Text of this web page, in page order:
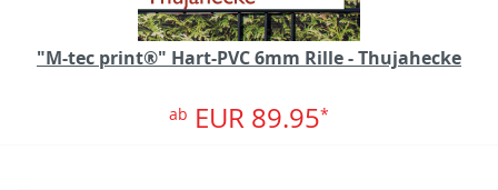
"M-tec print®" Hart-PVC 6mm Rille - Thujahecke
ab EUR 89.95*